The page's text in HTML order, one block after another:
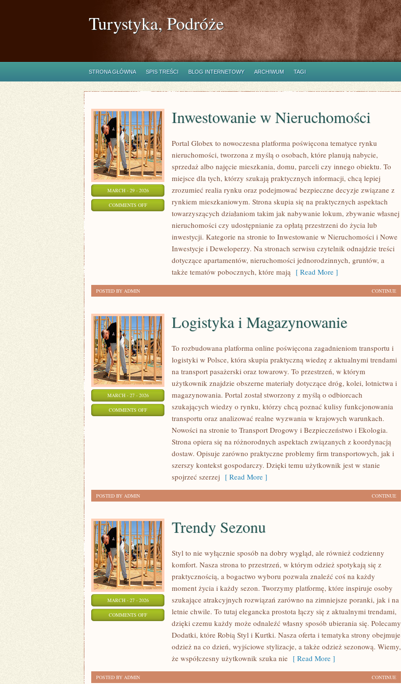
Turystyka, Podróże
STRONA GŁÓWNA SPIS TREŚCI BLOG INTERNETOWY ARCHIWUM TAGI
MARCH - 29 - 2026
COMMENTS OFFON
INWESTOWANIE
NIERUCHOMOŚCI
Inwestowanie w Nieruchomości
Portal Globex to nowoczesna platforma poświęcona tematyce rynku
nieruchomości, tworzona z myślą o osobach, które planują nabycie,
sprzedaż albo najęcie mieszkania, domu, parceli czy innego obiektu. To
miejsce dla tych, którzy szukają praktycznych informacji, chcą lepiej
zrozumieć realia rynku oraz podejmować bezpieczne decyzje związane z
rynkiem mieszkaniowym. Strona skupia się na praktycznych aspektach
towarzyszących działaniom takim jak nabywanie lokum, zbywanie własnej
nieruchomości czy udostępnianie za opłatą przestrzeni do życia lub
inwestycji. Kategorie na stronie to Inwestowanie w Nieruchomości i Nowe
Inwestycje i Deweloperzy. Na stronach serwisu czytelnik odnajdzie treści
dotyczące apartamentów, nieruchomości jednorodzinnych, gruntów, a
także tematów pobocznych, które mają [ Read More ]
CONTINUE
POSTED BY ADMIN
MARCH - 27 - 2026
COMMENTS OFFON
LOGISTYKA
MAGAZYNOWANIE
Logistyka i Magazynowanie
To rozbudowana platforma online poświęcona zagadnieniom transportu i
logistyki w Polsce, która skupia praktyczną wiedzę z aktualnymi trendami
na transport pasażerski oraz towarowy. To przestrzeń, w którym
użytkownik znajdzie obszerne materiały dotyczące dróg, kolei, lotnictwa i
magazynowania. Portal został stworzony z myślą o odbiorcach
szukających wiedzy o rynku, którzy chcą poznać kulisy funkcjonowania
transportu oraz analizować realne wyzwania w krajowych warunkach.
Nowości na stronie to Transport Drogowy i Bezpieczeństwo i Ekologia.
Strona opiera się na różnorodnych aspektach związanych z koordynacją
dostaw. Opisuje zarówno praktyczne problemy firm transportowych, jak i
szerszy kontekst gospodarczy. Dzięki temu użytkownik jest w stanie
spojrzeć szerzej [ Read More ]
CONTINUE
POSTED BY ADMIN
MARCH - 27 - 2026
COMMENTS OFFON
Trendy Sezonu
Styl to nie wyłącznie sposób na dobry wygląd, ale również codzienny
komfort. Nasza strona to przestrzeń, w którym odzież spotykają się z
praktycznością, a bogactwo wyboru pozwala znaleźć coś na każdy
moment życia i każdy sezon. Tworzymy platformę, które inspiruje osoby
szukające atrakcyjnych rozwiązań zarówno na zimniejsze poranki, jak i na
letnie chwile. To tutaj elegancka prostota łączy się z aktualnymi trendami,
dzięki czemu każdy może odnaleźć własny sposób ubierania się. Polecamy
Dodatki, które Robią Styl i Kurtki. Nasza oferta i tematyka strony obejmuje
odzież na co dzień, wyjściowe stylizacje, a także odzież sezonową. Wiemy,
że współczesny użytkownik szuka nie [ Read More ]
CONTINUE
POSTED BY ADMIN